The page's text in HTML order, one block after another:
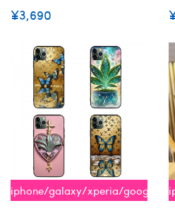
¥3,690
iphone/galaxy/xperia/google/